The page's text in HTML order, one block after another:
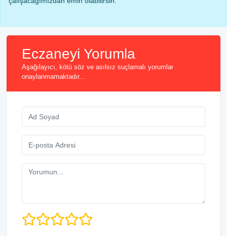
Eczaneyi Yorumla
Aşağılayıcı, kötü söz ve asılsız suçlamalı yorumlar
onaylanmamaktadır...